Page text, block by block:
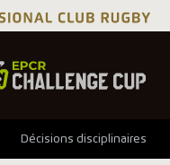
Décisions disciplinaires